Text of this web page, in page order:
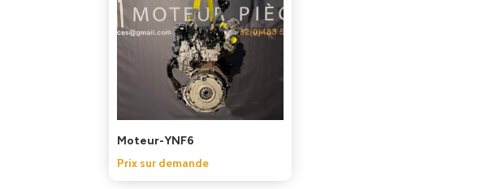
Moteur-YNF6
Prix sur demande